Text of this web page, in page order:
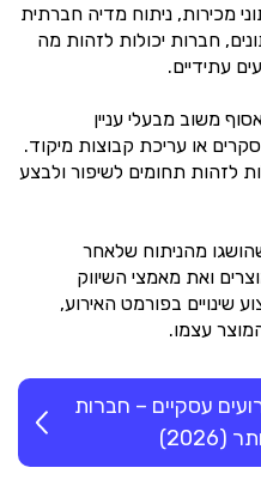
מכירות, ניתוח מדיה חברתית
חברות יכולות לזהות מה
עתידיים.
משוב מבעלי עניין
או עריכת קבוצות מיקוד.
לזהות תחומים לשיפור ולבצע
מהניתוח שלאחר
ואת מאמצי השיווק
שינויים בפורמט האירוע,
עצמו.
עסקיים – חברות